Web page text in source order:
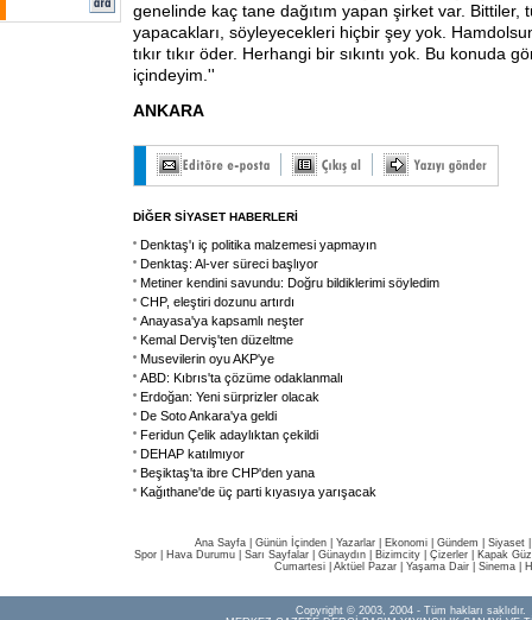
genelinde kaç tane dağıtım yapan şirket var. Bittiler,
yapacakları, söyleyecekleri hiçbir şey yok.
tıkır tıkır öder. Herhangi bir sıkıntı yok. Bu konuda
içindeyim.''
ANKARA
DİĞER SİYASET HABERLERİ
Denktaş'ı iç politika malzemesi yapmayın
Denktaş: Al-ver süreci başlıyor
Metiner kendini savundu: Doğru bildiklerimi söyledim
CHP, eleştiri dozunu artırdı
Anayasa'ya kapsamlı neşter
Kemal Derviş'ten düzeltme
Musevilerin oyu AKP'ye
ABD: Kıbrıs'ta çözüme odaklanmalı
Erdoğan: Yeni sürprizler olacak
De Soto Ankara'ya geldi
Feridun Çelik adaylıktan çekildi
DEHAP katılmıyor
Beşiktaş'ta ibre CHP'den yana
Kağıthane'de üç parti kıyasıya yarışacak
Ana Sayfa| Günün İçinden| Yazarlar| Ekonomi| Gündem Siyaset
Spor
Hava Durumu Sarı Sayfalar Günaydın Bizimcity Çizerler
Kapak
Cumartesi
Aktüel Pazar Yaşama Dair Sinema
Copyright © 2003, 2004 - Tüm hakları saklıdır.